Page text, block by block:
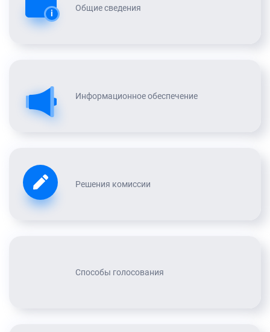
i
Общие сведения
Информационное обеспечение
Решения комиссии
Способы голосования